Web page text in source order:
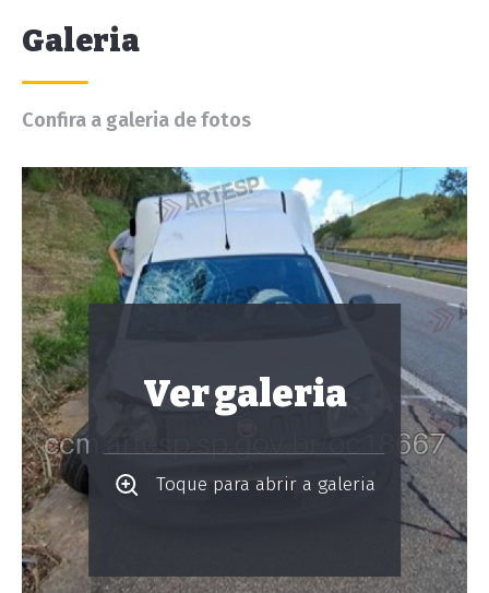
Galeria
Confira a galeria de fotos
Ver galeria
Toque para abrir a galeria